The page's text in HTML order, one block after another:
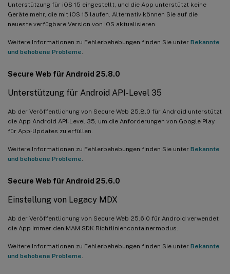
Unterstützung für iOS 15 eingestellt, und die App unterstützt keine
Geräte mehr, die mit iOS 15 laufen. Alternativ können Sie auf die
neueste verfügbare Version von iOS aktualisieren.
Weitere Informationen zu Fehlerbehebungen finden Sie unter Bekannte
und behobene Probleme
Secure Web für Android 25.8.0
Unterstützung für Android API-Level 35
Ab der Veröffentlichung von Secure Web 25.8.0 für Android unterstützt
die App Android API-Level 35, um die Anforderungen von Google Play
für App-Updates zu erfüllen.
Weitere Informationen zu Fehlerbehebungen finden Sie unter Bekannte
und behobene Probleme
Secure Web für Android 25.6.0
Einstellung von Legacy MDX
Ab der Veröffentlichung von Secure Web 25.6.0 für Android verwendet
die App immer den MAM SDK-Richtliniencontainermodus.
Weitere Informationen zu Fehlerbehebungen finden Sie unter Bekannte
und behobene Probleme